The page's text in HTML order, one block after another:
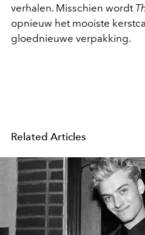
verhalen. Misschien wordt
opnieuw het mooiste
gloednieuwe verpakking.
Related Articles